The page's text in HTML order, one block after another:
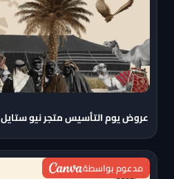
عروض يوم التأسيس متجر نيو ستايل
مدعوم بواسطة